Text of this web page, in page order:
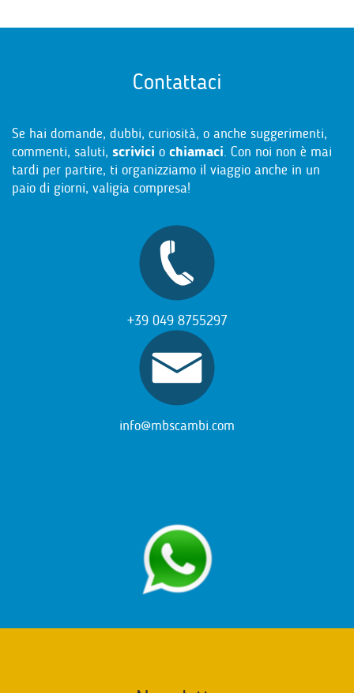
Contattaci
Se hai domande, dubbi, curiosità, o anche suggerimenti,
commenti, saluti, scrivici o chiamaci. Con noi non è mai
tardi per partire, ti organizziamo il viaggio anche in un
paio di giorni, valigia compresa!
+39 049 8755297
info@mbscambi.com